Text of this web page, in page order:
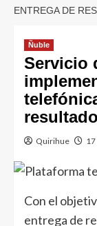
ENTREGA DE
Ñuble
Servicio
Quirihue
Con el
entrega de